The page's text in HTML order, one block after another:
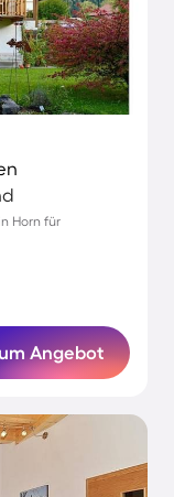
Horn für
Angebot